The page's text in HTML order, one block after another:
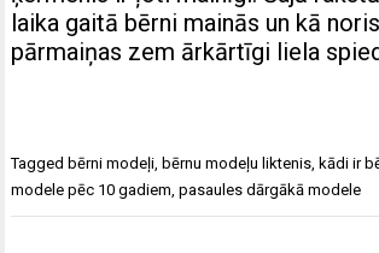
laika gaitā bērni mainās un kā
pārmaiņas zem ārkārtīgi liela
Tagged bērni modeļi, bērnu modeļu liktenis, kādi ir
modele pēc 10 gadiem,pasaules dārgākā modele